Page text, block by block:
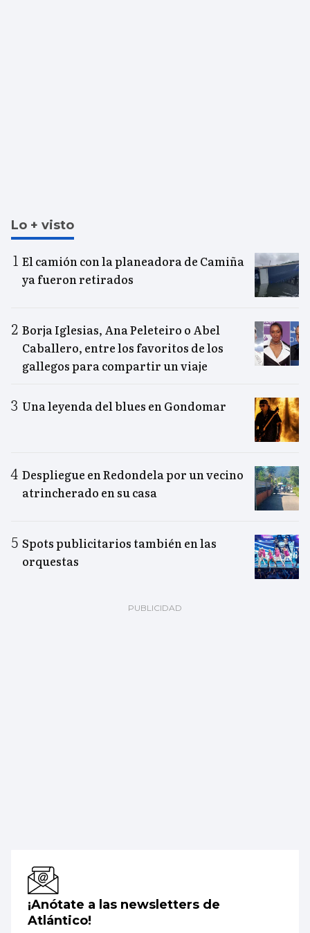
Lo + visto
El camión con la planeadora de Camiña
ya fueron retirados
Borja Iglesias, Ana Peleteiro o Abel
Caballero, entre los favoritos de los
gallegos para compartir un viaje
Una leyenda del blues en Gondomar
Despliegue en Redondela por un vecino
atrincherado en su casa
Spots publicitarios también en las
orquestas
¡Anótate a las newsletters de
Atlántico!